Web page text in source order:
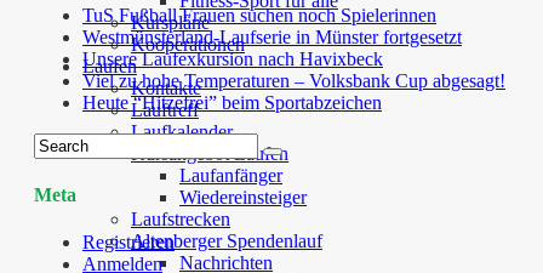
Kurspläne
Kooperationen
Laufen
Kontakte
Lauftreff
Laufkalender
Kursangebot Laufen
Laufanfänger
Wiedereinsteiger
Laufstrecken
Altenberger Spendenlauf
Nachrichten
TuS Fußball Frauen suchen noch Spielerinnen
Westmünsterland-Laufserie in Münster fortgesetzt
Unsere Laufexkursion nach Havixbeck
Viel zu hohe Temperaturen – Volksbank Cup abgesagt!
Heute “Hitzefrei” beim Sportabzeichen
Meta
Registrieren
Anmelden